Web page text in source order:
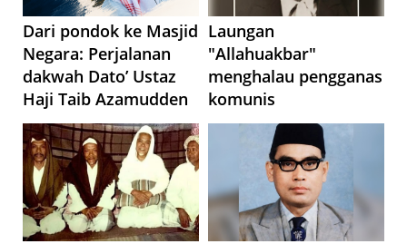
Dari pondok ke Masjid
Negara: Perjalanan
dakwah Dato’ Ustaz
Haji Taib Azamudden
Laungan
"Allahuakbar"
menghalau pengganas
komunis